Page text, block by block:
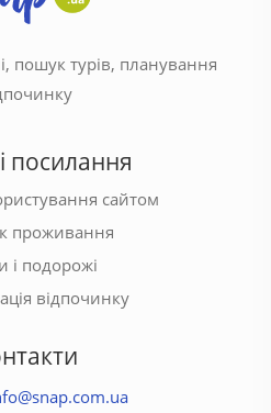
пошук турів, планування
посилання
сайтом
проживання
і подорожі
відпочинку